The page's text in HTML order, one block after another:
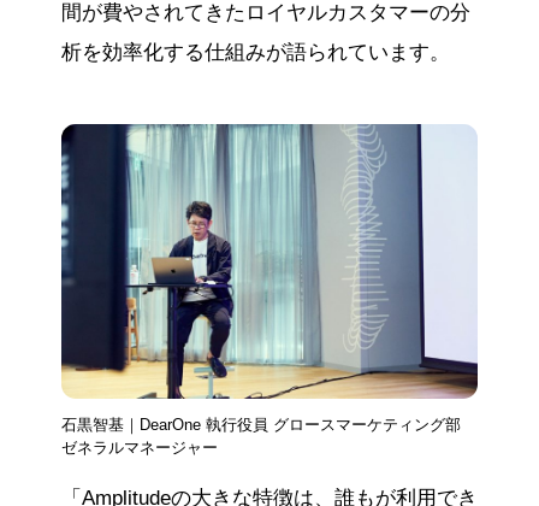
間が費やされてきたロイヤルカスタマーの分
析を効率化する仕組みが語られています。
石黒智基｜DearOne 執行役員 グロースマーケティング部
ゼネラルマネージャー
「Amplitudeの大きな特徴は、誰もが利用でき